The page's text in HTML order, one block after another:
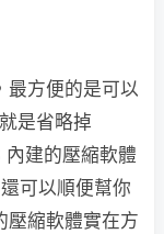
最方便的是可以
是省略掉
建的壓縮軟體
可以順便幫你
壓縮軟體實在方